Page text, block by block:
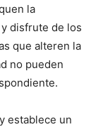
la
disfrute de los
que alteren la
no pueden
establece un